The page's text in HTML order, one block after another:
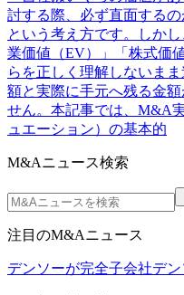
討する際、必ず直面する
という考え方です。しか
業価値（EV）」「株式価
らを正しく理解しないま
額と実際に手元へ残る金
せん。本記事では、M&A
ュエーション）の基本的
M&Aニュース検索
注目のM&Aニュース
デンソーが完全子会社デ